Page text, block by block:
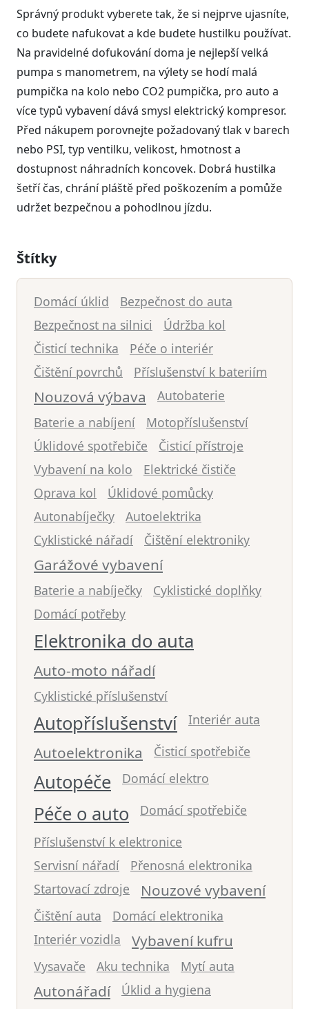
Správný produkt vyberete tak, že si nejprve ujasníte,
co budete nafukovat a kde budete hustilku používat.
Na pravidelné dofukování doma je nejlepší velká
pumpa s manometrem, na výlety se hodí malá
pumpička na kolo nebo CO2 pumpička, pro auto a
více typů vybavení dává smysl elektrický kompresor.
Před nákupem porovnejte požadovaný tlak v barech
nebo PSI, typ ventilku, velikost, hmotnost a
dostupnost náhradních koncovek. Dobrá hustilka
šetří čas, chrání pláště před poškozením a pomůže
udržet bezpečnou a pohodlnou jízdu.
Štítky
Domácí úklid
Bezpečnost do auta
Bezpečnost na silnici
Údržba kol
Čisticí technika
Péče o interiér
Čištění povrchů
Příslušenství k bateriím
Nouzová výbava
Autobaterie
Baterie a nabíjení
Motopříslušenství
Úklidové spotřebiče
Čisticí přístroje
Vybavení na kolo
Elektrické čističe
Oprava kol
Úklidové pomůcky
Autonabíječky
Autoelektrika
Cyklistické nářadí
Čištění elektroniky
Garážové vybavení
Baterie a nabíječky
Cyklistické doplňky
Domácí potřeby
Elektronika do auta
Auto-moto nářadí
Cyklistické příslušenství
Autopříslušenství Interiér auta
Autoelektronika Čisticí spotřebiče
Autopéče Domácí elektro
Péče o auto
Domácí spotřebiče
Příslušenství k elektronice
Servisní nářadí
Přenosná elektronika
Startovací zdroje
Nouzové vybavení
Čištění auta
Domácí elektronika
Interiér vozidla
Vybavení kufru
Vysavače Aku technika Mytí auta
Autonářadí Úklid a hygiena